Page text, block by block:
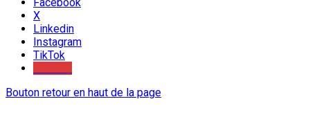
X
Linkedin
Instagram
TikTok
Bouton retour en haut de la page